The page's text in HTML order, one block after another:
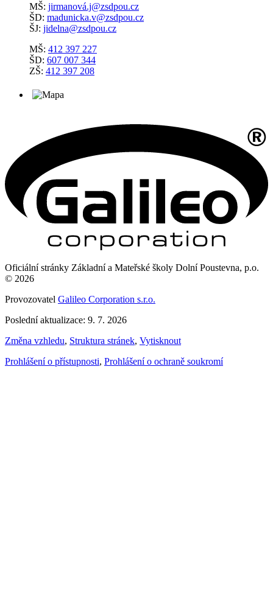
MŠ: jirmanová.j@zsdpou.cz
ŠD: madunicka.v@zsdpou.cz
ŠJ: jidelna@zsdpou.cz
MŠ: 412 397 227
ŠD: 607 007 344
ZŠ: 412 397 208
Oficiální stránky Základní a Mateřské školy Dolní Poustevna, p.o.
© 2026
Provozovatel Galileo Corporation s.r.o.
Poslední aktualizace: 9. 7. 2026
Změna vzhledu, Struktura stránek, Vytisknout
Prohlášení o přístupnosti, Prohlášení o ochraně soukromí